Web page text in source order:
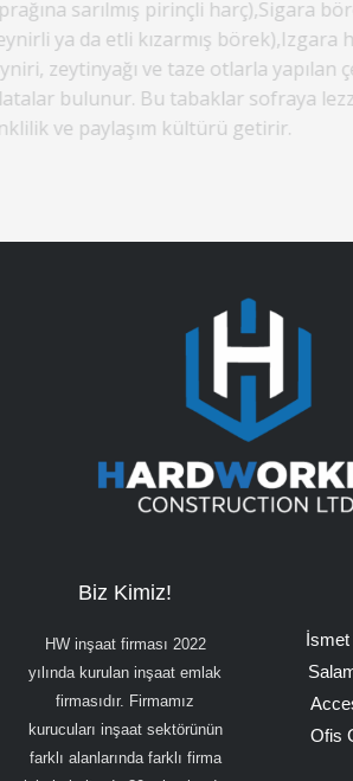
sarılmış pirinçli harç),Sigara
ya da etli kızarmış börek),Izgara
zeytinyağı ve taze otlarla yapılan
bulunur. Bu tabaklar sofraya
ve paylaşım kültürü getirir.
Biz Kimiz!
HW inşaat firması 2022
yılında kurulan inşaat emlak
firmasıdır. Firmamız
kurucuları inşaat sektörünün
farklı alanlarında farklı firma
İsmet
Ofis